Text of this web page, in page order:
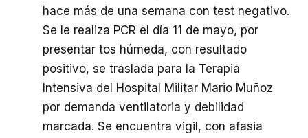
hace más de una semana con test negativo.
Se le realiza PCR el día 11 de mayo, por
presentar tos húmeda, con resultado
positivo, se traslada para la Terapia
Intensiva del Hospital Militar Mario Muñoz
por demanda ventilatoria y debilidad
marcada. Se encuentra vigil, con afasia